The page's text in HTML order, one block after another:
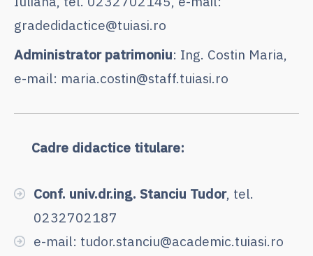
gradedidactice@tuiasi.ro
Administrator patrimoniu: Ing. Costin Maria,
e-mail: maria.costin@staff.tuiasi.ro
Cadre didactice titulare:
Conf. univ.dr.ing. Stanciu Tudor, tel.
0232702187
e-mail: tudor.stanciu@academic.tuiasi.ro